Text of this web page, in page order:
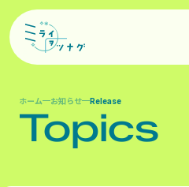
IR情報
事業領域
キャラクターIP商品
コスチュームアイテ
Privacy Policy
©Miraiwotunagu, Inc.
ホーム お知らせ Release
Release
Topics